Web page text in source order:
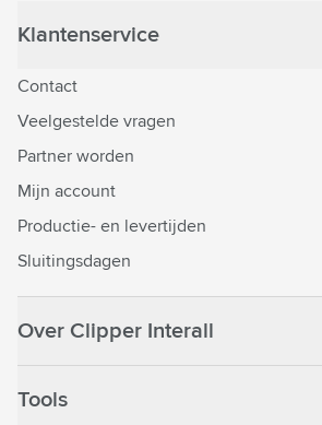
Klantenservice
Contact
Veelgestelde vragen
Partner worden
Mijn account
Productie- en levertijden
Sluitingsdagen
Over Clipper Interall
Tools